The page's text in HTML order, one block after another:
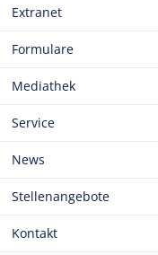
Extranet
Formulare
Mediathek
Service
News
Stellenangebote
Kontakt